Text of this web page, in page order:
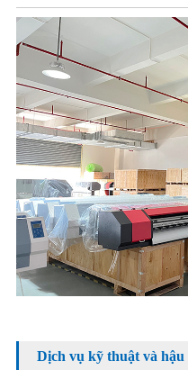
Dịch vụ kỹ thuật và hậu